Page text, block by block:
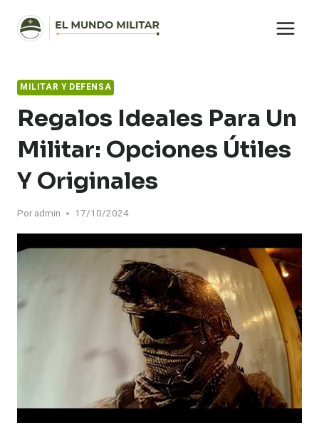
contenido
MILITAR Y DEFENSA
Regalos Ideales Para Un
Militar: Opciones Útiles
Y Originales
Por admin 17/10/2024